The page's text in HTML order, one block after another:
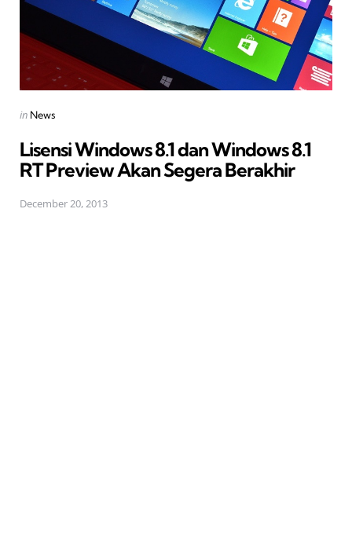
Posted
in News
Lisensi Windows 8.1 dan Windows 8.1
RT Preview Akan Segera Berakhir
December 20, 2013